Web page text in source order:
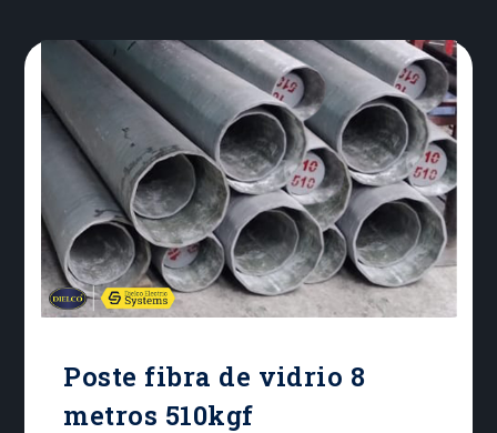
Poste fibra de vidrio 8
metros 510kgf